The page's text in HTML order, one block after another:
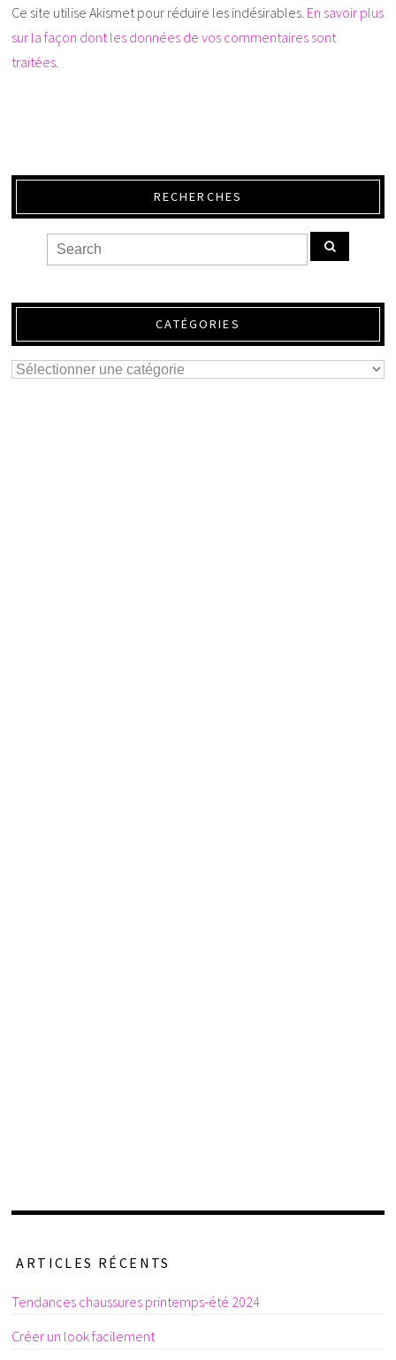
Ce site utilise Akismet pour réduire les indésirables. En savoir plus
sur la façon dont les données de vos commentaires sont
traitées.
RECHERCHES
CATÉGORIES
ARTICLES RÉCENTS
Tendances chaussures printemps-été 2024
Créer un look facilement